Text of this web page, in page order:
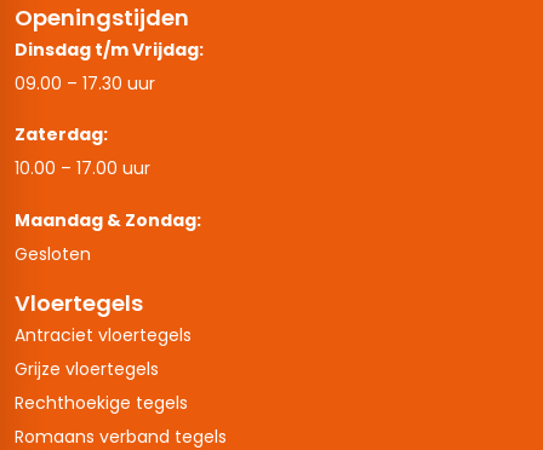
Openingstijden
Dinsdag t/m Vrijdag:
09.00 – 17.30 uur
Zaterdag:
10.00 – 17.00 uur
Maandag & Zondag:
Gesloten
Vloertegels
Antraciet vloertegels
Grijze vloertegels
Rechthoekige tegels
Romaans verband tegels